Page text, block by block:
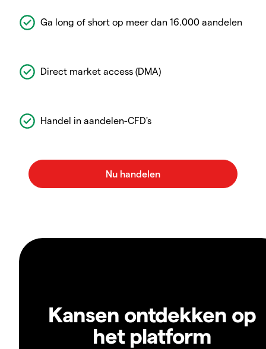
Ga long of short op meer dan 16.000 aandelen
Direct market access (DMA)
Handel in aandelen-CFD's
Kansen ontdekken op
het platform